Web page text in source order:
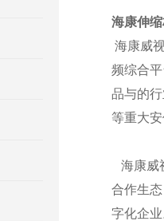
海康伸
海康威
频综合
品与的
等重大
海康威
合作生
字化企